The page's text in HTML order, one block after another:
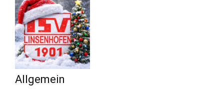
Allgemein